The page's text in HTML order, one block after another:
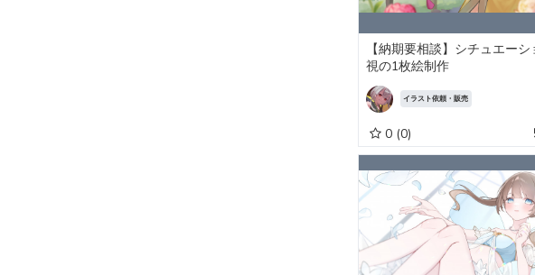
【納期要相談】シチュエー
視の1枚絵制作
イラスト依頼・販売
0 (0)